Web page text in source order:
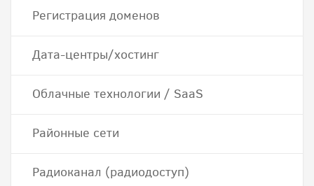
Регистрация доменов
Дата-центры/хостинг
Облачные технологии / SaaS
Районные сети
Радиоканал (радиодоступ)